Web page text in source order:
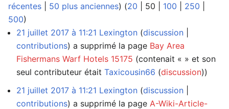
récentes
50 plus anciennes) (20 50 100 250
500)
21 juillet 2017 à 11:21 Lexington discussion
contributions a supprimé la page Bay Area
Fishermans Warf Hotels 15175 (contenait « » et son
seul contributeur était Taxicousin66 (discussion))
21 juillet 2017 à 11:21 Lexington discussion
contributions a supprimé la page A-Wiki-Article-